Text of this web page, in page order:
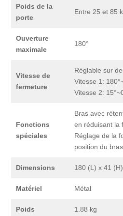
Poids de la
porte
Entre 25 et 85
Ouverture
maximale
180°
Vitesse de
fermeture
Réglable sur
Vitesse 1:
Vitesse 2:
Fonctions
spéciales
Bras avec
en réduisant la
Réglage de la
position du bras
Dimensions 180 (L) x 41
Matériel Métal
Poids 1.88 kg